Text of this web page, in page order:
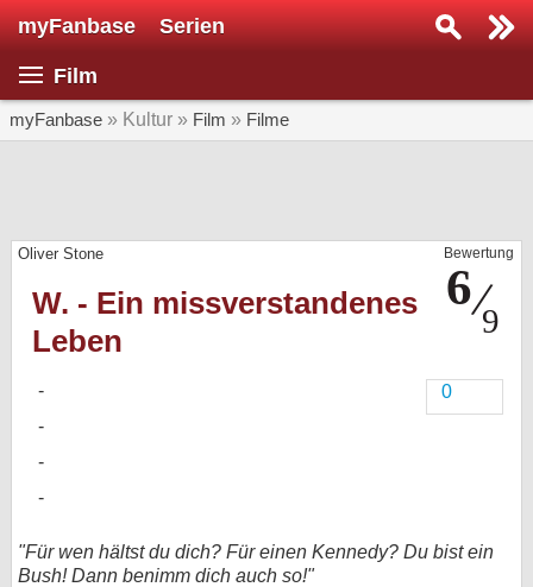
myFanbase Serien
Film
myFanbase » Kultur » Film » Filme
Bewertung
Oliver Stone
W. - Ein missverstandenes
Leben
0
"Für wen hältst du dich? Für einen Kennedy? Du bist ein
Bush! Dann benimm dich auch so!"
Serie suchen...
SERIEN
Veranstaltungen
bei X